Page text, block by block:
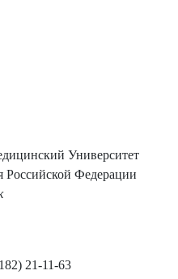
Университет
Российской Федерации
21-11-63